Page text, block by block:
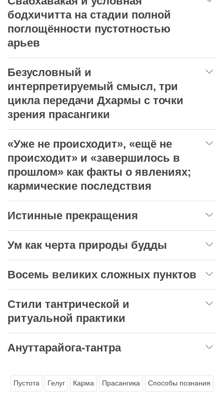
бодхичитта на стадии полной
поглощённости пустотностью
арьев
Безусловный и
интерпретируемый смысл, три
цикла передачи Дхармы с точки
зрения прасангики
«Уже не происходит», «ещё не
происходит» и «завершилось в
прошлом» как факты о явлениях;
кармические последствия
Истинные прекращения
Ум как черта природы будды
Восемь великих сложных пунктов
Стили тантрической и
ритуальной практики
Ануттарайога-тантра
Пустота Гелуг Карма Прасангика Способы познания